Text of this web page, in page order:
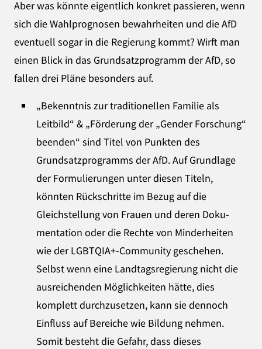
Aber was könnte eigentlich konkret passieren, wenn
sich die Wahlprognosen bewahrheiten und die AfD
eventuell sogar in die Regierung kommt? Wirft man
einen Blick in das Grundsatzprogramm der AfD, so
fallen drei Pläne besonders auf.
„Bekenntnis zur traditionellen Familie als
Leitbild“ & „Förderung der „Gender Forschung“
beenden“ sind Titel von Punkten des
Grundsatzprogramms der AfD. Auf Grundlage
der Formulierungen unter diesen Titeln,
könnten Rückschritte im Bezug auf die
Gleichstellung von Frauen und deren Do­ku­
mentation oder die Rechte von Minderheiten
wie der LGBTQIA+-Community geschehen.
Selbst wenn eine Landtagsregierung nicht die
ausreichenden Möglichkeiten hätte, dies
komplett durchzusetzen, kann sie dennoch
Einfluss auf Bereiche wie Bildung nehmen.
Somit besteht die Gefahr, dass dieses